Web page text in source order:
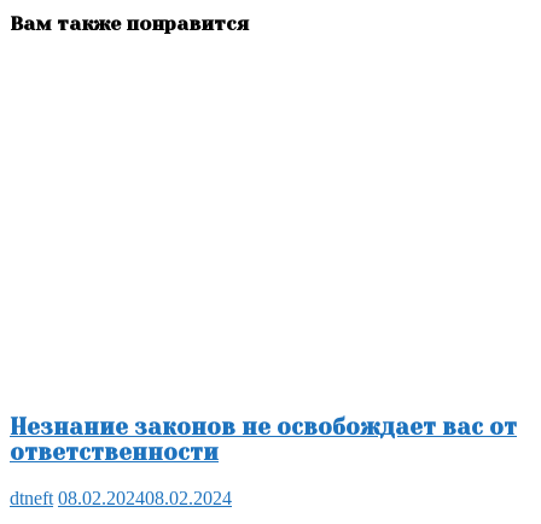
Вам также понравится
Незнание законов не освобождает вас от
ответственности
dtneft 08.02.202408.02.2024